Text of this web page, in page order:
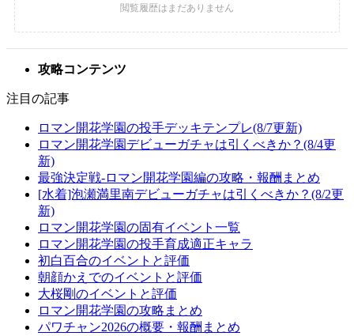
攻略コンテンツ
注目の記事
ロマン開花学園の投手デッキテンプレ(8/7更新)
ロマン開花学園デビューガチャは引くべきか？(8/4更
新)
最強決定戦-ロマン開花学園編の攻略・報酬まとめ
[水着]泡瀬満里南デビューガチャは引くべきか？(8/2更
新)
ロマン開花学園の固有イベント一覧
ロマン開花学園の投手育成適正キャラ
初白百合のイベントと評価
朝顔かえでのイベントと評価
大桜剛のイベントと評価
ロマン開花学園の攻略まとめ
パワチャン2026の概要・報酬まとめ